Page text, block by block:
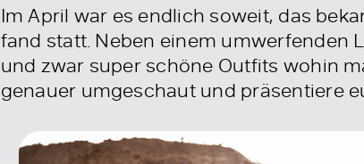
Im April war es endlich soweit, das
fand statt. Neben einem umwerfenden
und zwar super schöne Outfits wohin
genauer umgeschaut und präsentiere